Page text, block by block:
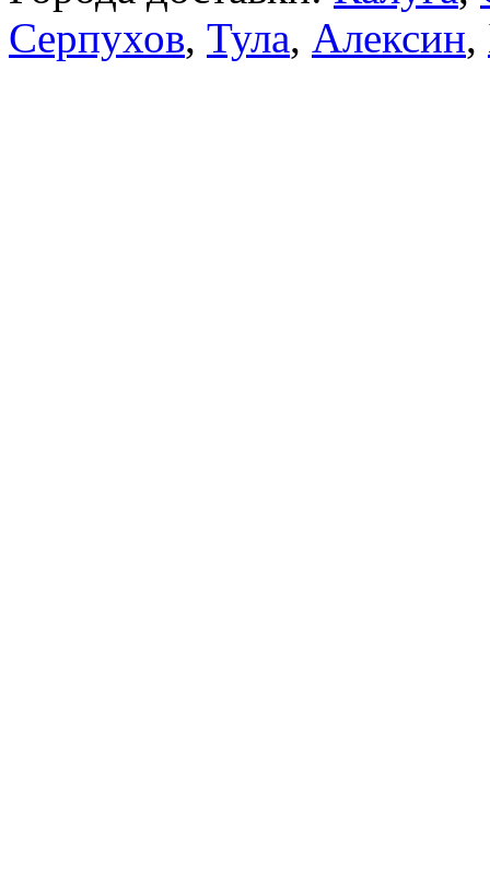
Серпухов, Тула, Алексин,